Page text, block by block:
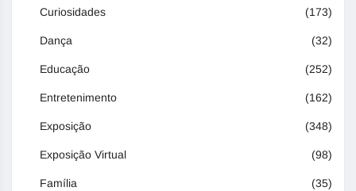
Curiosidades (173)
Dança (32)
Educação (252)
Entretenimento (162)
Exposição (348)
Exposição Virtual (98)
Família (35)